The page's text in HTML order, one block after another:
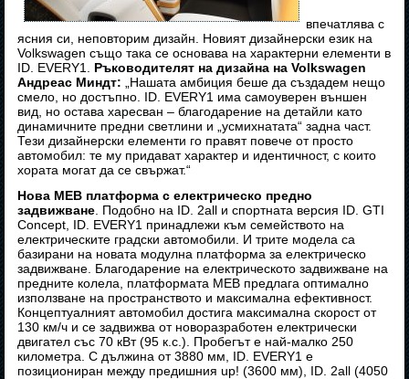
впечатлява с
ясния си, неповторим дизайн. Новият дизайнерски език на
Volkswagen също така се основава на характерни елементи в
ID. EVERY1. Ръководителят на дизайна на Volkswagen
Андреас Миндт: „Нашата амбиция беше да създадем нещо
смело, но достъпно. ID. EVERY1 има самоуверен външен
вид, но остава харесван – благодарение на детайли като
динамичните предни светлини и „усмихнатата“ задна част.
Тези дизайнерски елементи го правят повече от просто
автомобил: те му придават характер и идентичност, с които
хората могат да се свържат.“
Нова MEB платформа с електрическо предно
задвижване. Подобно на ID. 2all и спортната версия ID. GTI
Concept, ID. EVERY1 принадлежи към семейството на
електрическите градски автомобили. И трите модела са
базирани на новата модулна платформа за електрическо
задвижване. Благодарение на електрическото задвижване на
предните колела, платформата MEB предлага оптимално
използване на пространството и максимална ефективност.
Концептуалният автомобил достига максимална скорост от
130 км/ч и се задвижва от новоразработен електрически
двигател със 70 кВт (95 к.с.). Пробегът е най-малко 250
километра. С дължина от 3880 мм, ID. EVERY1 е
позициониран между предишния up! (3600 мм), ID. 2all (4050